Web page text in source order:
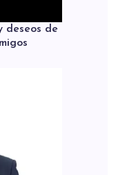
deseos de